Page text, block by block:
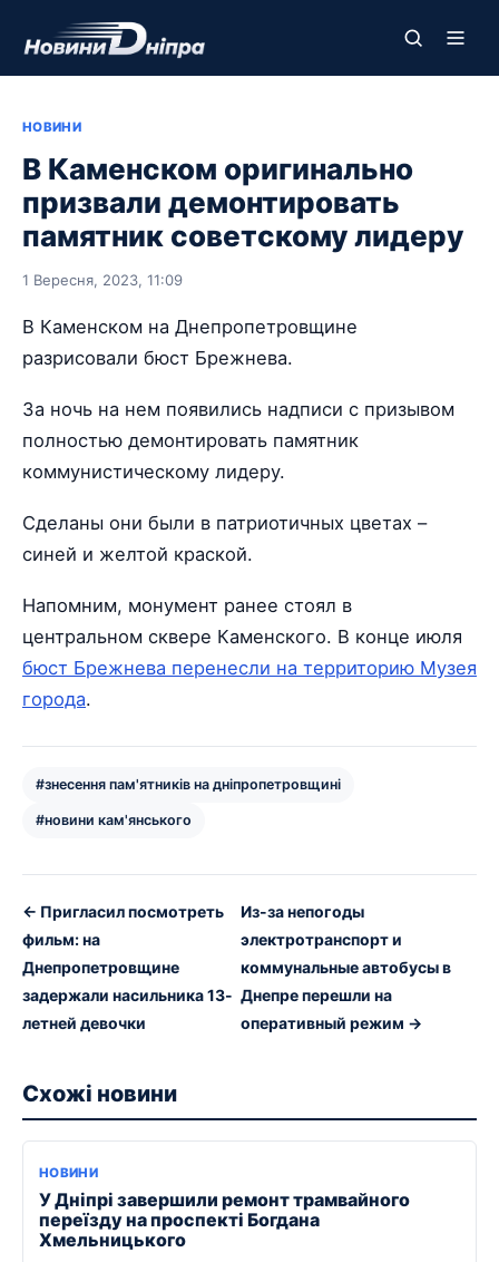
НОВИНИ
В Каменском оригинально
призвали демонтировать
памятник советскому лидеру
1 Вересня, 2023, 11:09
В Каменском на Днепропетровщине
разрисовали бюст Брежнева.
За ночь на нем появились надписи с призывом
полностью демонтировать памятник
коммунистическому лидеру.
Сделаны они были в патриотичных цветах –
синей и желтой краской.
Напомним, монумент ранее стоял в
центральном сквере Каменского. В конце июля
бюст Брежнева перенесли на территорию Музея
города.
#знесення пам'ятників на дніпропетровщині
#новини кам'янського
← Пригласил посмотреть
фильм: на
Днепропетровщине
задержали насильника 13-
летней девочки
Из-за непогоды
электротранспорт и
коммунальные автобусы в
Днепре перешли на
оперативный режим →
Схожі новини
НОВИНИ
У Дніпрі завершили ремонт трамвайного
переїзду на проспекті Богдана
Хмельницького